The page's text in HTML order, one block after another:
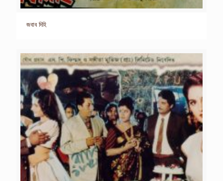
জবাব দিহি